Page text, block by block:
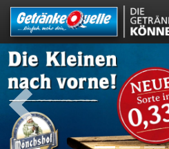
Direkt
zum
Inhalt
Vorherige